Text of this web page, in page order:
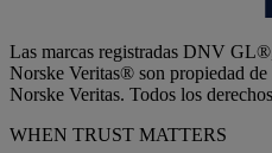
Las marcas registradas DNV
Norske Veritas® son propiedad de
Norske Veritas. Todos los
WHEN TRUST MATTERS